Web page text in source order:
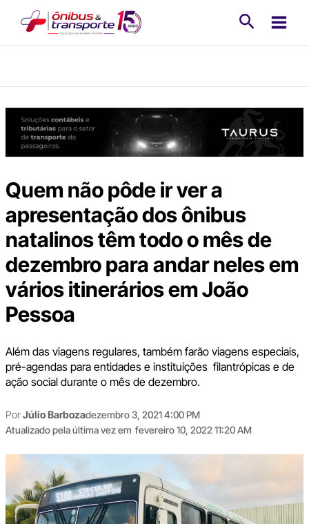
Quem não pôde ir ver a
apresentação dos ônibus
natalinos têm todo o mês de
dezembro para andar neles em
vários itinerários em João
Pessoa
Além das viagens regulares, também farão viagens especiais,
pré-agendas para entidades e instituições filantrópicas e de
ação social durante o mês de dezembro.
PorJúlio Barbozadezembro 3, 2021 4:00 PM
Atualizado pela última vez em fevereiro 10, 2022 11:20 AM